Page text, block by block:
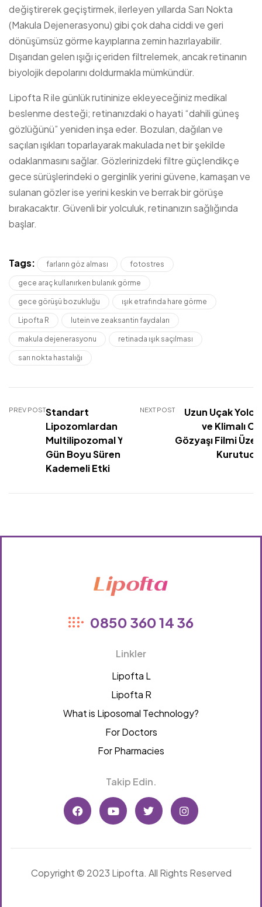
değiştirerek geçiştirmek, ilerleyen yıllarda Sarı Nokta
(Makula Dejenerasyonu) gibi çok daha ciddi ve geri
dönüşümsüz görme kayıplarına zemin hazırlayabilir.
Dışarıdan gelen ışığı içeriden filtrelemek, ancak retinanın
biyolojik depolarını doldurmakla mümkündür.
Lipofta R ile günlük rutininize ekleyeceğiniz medikal
beslenme desteği; retinanızdaki o hayati “dahili güneş
gözlüğünü” yeniden inşa eder. Bozulan, dağılan ve
saçılan ışıkları toparlayarak makulada net bir şekilde
odaklanmasını sağlar. Gözlerinizdeki filtre güçlendikçe
gece sürüşlerindeki o gerginlik yerini güvene, kamaşan ve
sulanan gözler ise yerini keskin ve berrak bir görüşe
bırakacaktır. Güvenli bir yolculuk, retinanızın sağlığında
başlar.
Tags: farların göz alması fotostres
gece araç kullanırken bulanık görme
gece görüşü bozukluğu ışık etrafında hare görme
Lipofta R lutein ve zeaksantin faydaları
makula dejenerasyonu retinada ışık saçılması
sarı nokta hastalığı
PREV POSTStandart
Lipozomlardan
Multilipozomal Yapılara:
Gün Boyu Süren
Kademeli Etki
NEXT POST
Uzun Uçak
ve Klimalı
Gözyaşı Filmi
Lipofta 0850 360 14 36
Linkler
Lipofta L
Lipofta R
What is Liposomal Technology?
For Doctors
For Pharmacies
Takip Edin.
Copyright © 2023 Lipofta. All Rights Reserved